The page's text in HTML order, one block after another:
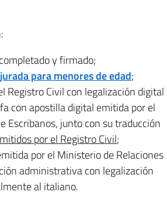
y firmado;
para menores de edad;
Civil con legalización digital
con apostilla digital emitida por el
Escribanos, junto con su traducción
por el Registro Civil;
por el Ministerio de Relaciones
administrativa con legalización
al italiano.